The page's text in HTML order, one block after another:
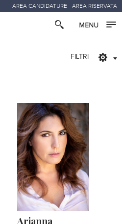
AREA CANDIDATURE AREA RISERVATA
FILTRI
Arianna